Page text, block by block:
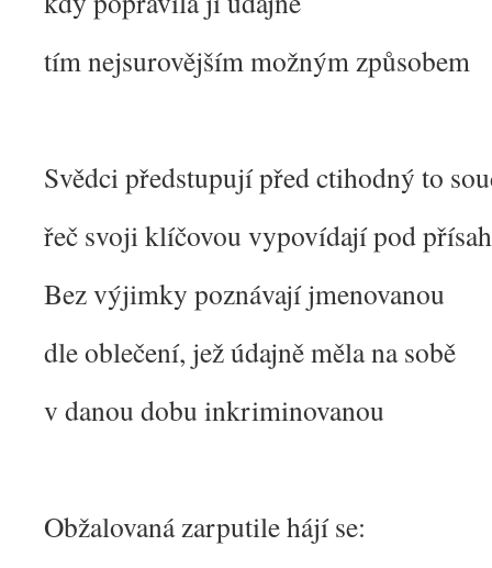
tím nejsurovějším možným způsobem
Svědci předstupují před ctihodný to
řeč svoji klíčovou vypovídají pod
Bez výjimky poznávají jmenovanou
dle oblečení, jež údajně měla na sobě
v danou dobu inkriminovanou
Obžalovaná zarputile hájí se: